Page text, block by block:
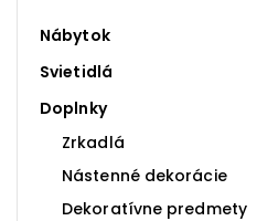
Nábytok
Svietidlá
Doplnky
Zrkadlá
Nástenné dekorácie
Dekoratívne predmety